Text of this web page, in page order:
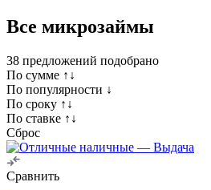
Все микрозаймы
38 предложений подобрано
По сумме ↑↓
По популярности ↓
По сроку ↑↓
По ставке ↑↓
Сброс
Сравнить